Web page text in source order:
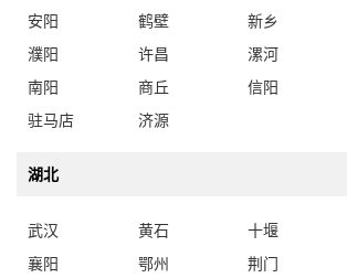
安阳
鹤壁 新乡
濮阳
许昌 漯河
南阳
商丘 信阳
驻马店
济源
湖北
武汉 黄石 十堰
襄阳
鄂州 荆门